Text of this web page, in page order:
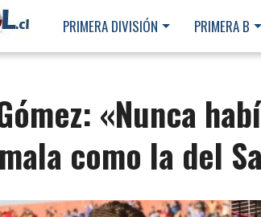
PRIMERA DIVISIÓN PRIMERA B
«Nunca
como la del